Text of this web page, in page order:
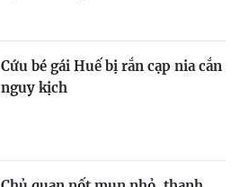
Cứu bé gái Huế bị rắn cạp nia cắn
nguy kịch